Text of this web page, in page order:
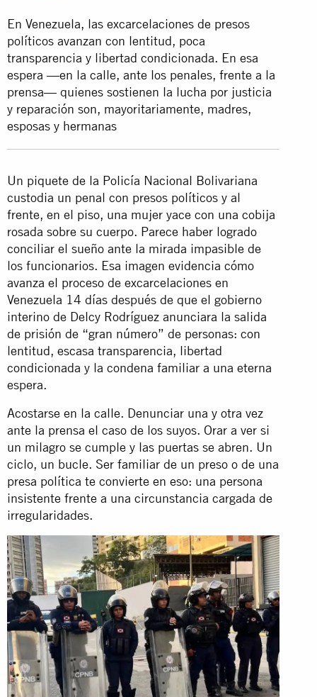
En Venezuela, las excarcelaciones de presos
políticos avanzan con lentitud, poca
transparencia y libertad condicionada. En esa
espera —en la calle, ante los penales, frente a la
prensa— quienes sostienen la lucha por justicia
y reparación son, mayoritariamente, madres,
esposas y hermanas
Un piquete de la Policía Nacional Bolivariana
custodia un penal con presos políticos y al
frente, en el piso, una mujer yace con una cobija
rosada sobre su cuerpo. Parece haber logrado
conciliar el sueño ante la mirada impasible de
los funcionarios. Esa imagen evidencia cómo
avanza el proceso de excarcelaciones en
Venezuela 14 días después de que el gobierno
interino de Delcy Rodríguez anunciara la salida
de prisión de “gran número” de personas: con
lentitud, escasa transparencia, libertad
condicionada y la condena familiar a una eterna
espera.
Acostarse en la calle. Denunciar una y otra vez
ante la prensa el caso de los suyos. Orar a ver si
un milagro se cumple y las puertas se abren. Un
ciclo, un bucle. Ser familiar de un preso o de una
presa política te convierte en eso: una persona
insistente frente a una circunstancia cargada de
irregularidades.